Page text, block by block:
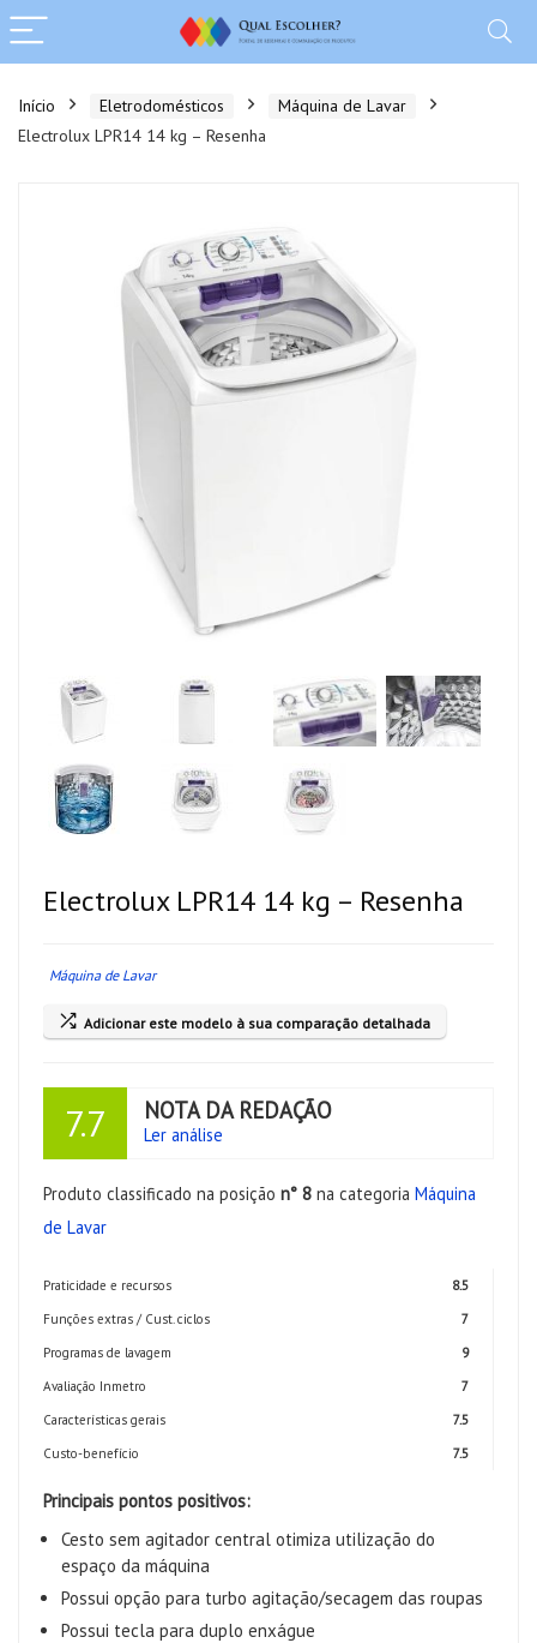
Início Eletrodomésticos
Máquina de Lavar
Electrolux LPR14 14 kg – Resenha
Electrolux LPR14 14 kg – Resenha
Máquina de Lavar
Adicionar este modelo à sua comparação detalhada
7.7 NOTA DA REDAÇÃO
Ler análise
Produto classificado na posição n° 8 na categoria Máquina
de Lavar
Praticidade e recursos
8.5
Funções extras / Cust. ciclos
7
Programas de lavagem
9
Avaliação Inmetro
7
Características gerais
7.5
Custo-benefício
7.5
Principais pontos positivos:
Cesto sem agitador central otimiza utilização do
espaço da máquina
Possui opção para turbo agitação/secagem das roupas
Possui tecla para duplo enxágue